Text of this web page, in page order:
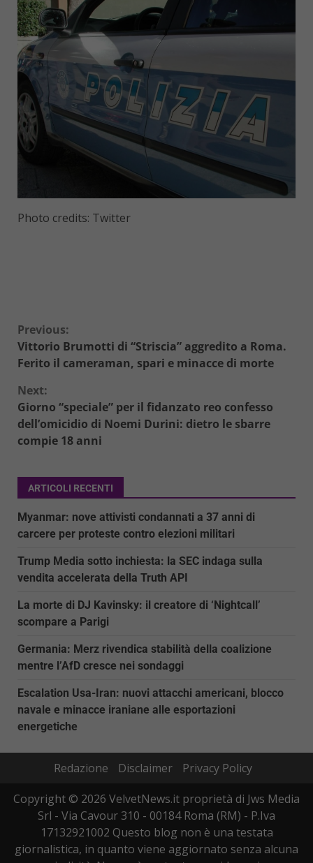
Photo credits: Twitter
Continue
Reading
Previous:
Vittorio Brumotti di “Striscia” aggredito a Roma.
Ferito il cameraman, spari e minacce di morte
Next:
Giorno “speciale” per il fidanzato reo confesso
dell’omicidio di Noemi Durini: dietro le sbarre
compie 18 anni
ARTICOLI RECENTI
Myanmar: nove attivisti condannati a 37 anni di
carcere per proteste contro elezioni militari
Trump Media sotto inchiesta: la SEC indaga sulla
vendita accelerata della Truth API
La morte di DJ Kavinsky: il creatore di ‘Nightcall’
scompare a Parigi
Germania: Merz rivendica stabilità della coalizione
mentre l’AfD cresce nei sondaggi
Escalation Usa-Iran: nuovi attacchi americani, blocco
navale e minacce iraniane alle esportazioni
energetiche
Redazione Disclaimer
Privacy Policy
Copyright © 2026 VelvetNews.it proprietà di Jws Media
Srl - Via Cavour 310 - 00184 Roma (RM) - P.Iva
17132921002 Questo blog non è una testata
giornalistica, in quanto viene aggiornato senza alcuna